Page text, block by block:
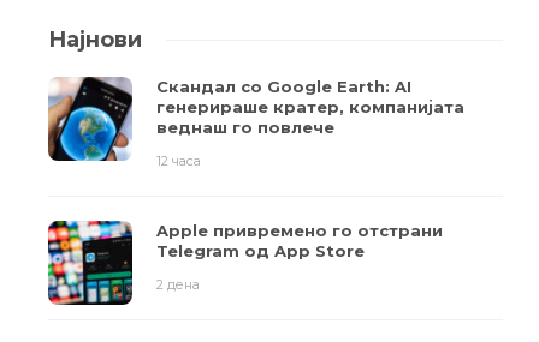
Најнови
Скандал со Google Earth: AI
генерираше кратер, компанијата
веднаш го повлече
12 часа
Apple привремено го отстрани
Telegram од App Store
2 дена